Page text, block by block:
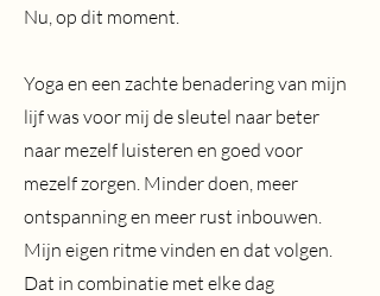
Nu, op dit moment.
Yoga en een zachte benadering van mijn
lijf was voor mij de sleutel naar beter
naar mezelf luisteren en goed voor
mezelf zorgen. Minder doen, meer
ontspanning en meer rust inbouwen.
Mijn eigen ritme vinden en dat volgen.
Dat in combinatie met elke dag